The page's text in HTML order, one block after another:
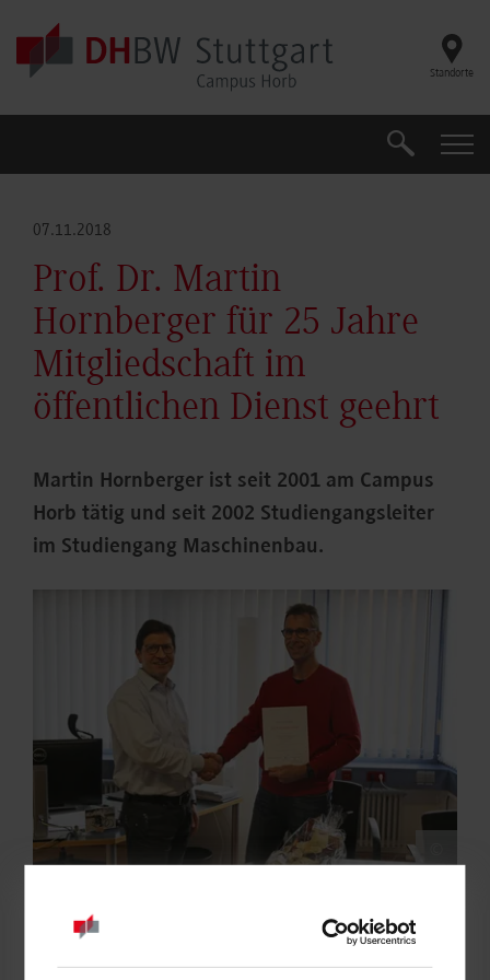
Skip to main content
Standorte
Suche
07.11.2018
Prof. Dr. Martin
Hornberger für 25 Jahre
Mitgliedschaft im
öffentlichen Dienst geehrt
Martin Hornberger ist seit 2001 am Campus
Horb tätig und seit 2002 Studiengangsleiter
im Studiengang Maschinenbau.
Bereits während seines Studiums an der Uni Stuttgart von
1987 bis 1993 beschäftigte sich Hornberger mit dem immer
mehr an Bedeutung gewinnenden Themenbereich Energie,